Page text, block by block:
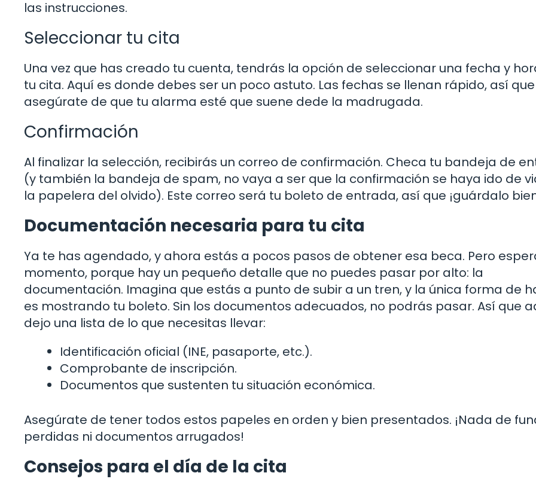
las instrucciones.
Seleccionar tu cita
Una vez que has creado tu cuenta, tendrás la opción de seleccionar una fecha y
tu cita. Aquí es donde debes ser un poco astuto. Las fechas se llenan rápido, así que
asegúrate de que tu alarma esté que suene dede la madrugada.
Confirmación
Al finalizar la selección, recibirás un correo de confirmación. Checa tu bandeja de
(y también la bandeja de spam, no vaya a ser que la confirmación se haya ido de
la papelera del olvido). Este correo será tu boleto de entrada, así que ¡guárdalo
Documentación necesaria para tu cita
Ya te has agendado, y ahora estás a pocos pasos de obtener esa beca. Pero
momento, porque hay un pequeño detalle que no puedes pasar por alto: la
documentación. Imagina que estás a punto de subir a un tren, y la única forma de
es mostrando tu boleto. Sin los documentos adecuados, no podrás pasar. Así que
dejo una lista de lo que necesitas llevar:
Identificación oficial (INE, pasaporte, etc.).
Comprobante de inscripción.
Documentos que sustenten tu situación económica.
Asegúrate de tener todos estos papeles en orden y bien presentados. ¡Nada de
perdidas ni documentos arrugados!
Consejos para el día de la cita